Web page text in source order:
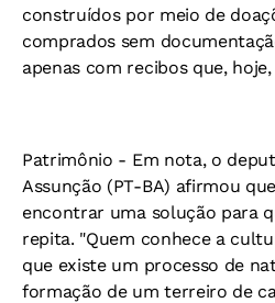
construídos por meio de
comprados sem
apenas com recibos que,
Patrimônio - Em nota, o
Assunção (PT-BA) afirmou
encontrar uma solução para
repita. "Quem conhece a
que existe um processo de
formação de um terreiro de